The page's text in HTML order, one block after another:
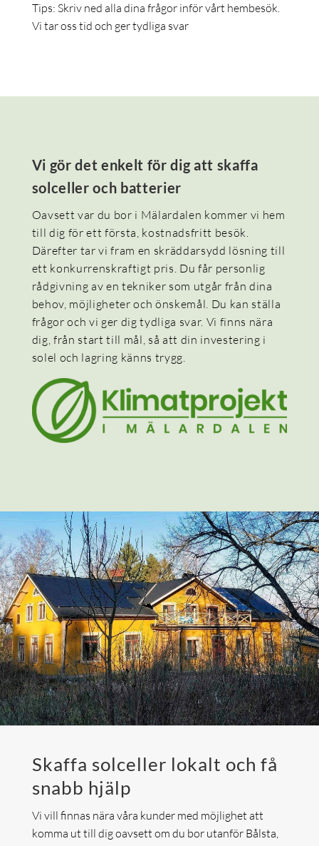
Tips: Skriv ned alla dina frågor inför vårt hembesök.
Vi tar oss tid och ger tydliga svar
Vi gör det enkelt för dig att skaffa
solceller och batterier
Oavsett var du bor i Mälardalen kommer vi hem
till dig för ett första, kostnadsfritt besök.
Därefter tar vi fram en skräddarsydd lösning till
ett konkurrenskraftigt pris. Du får personlig
rådgivning av en tekniker som utgår från dina
behov, möjligheter och önskemål. Du kan ställa
frågor och vi ger dig tydliga svar. Vi finns nära
dig, från start till mål, så att din investering i
solel och lagring känns trygg.
Skaffa solceller lokalt och få
snabb hjälp
Vi vill finnas nära våra kunder med möjlighet att
komma ut till dig oavsett om du bor utanför Bålsta,